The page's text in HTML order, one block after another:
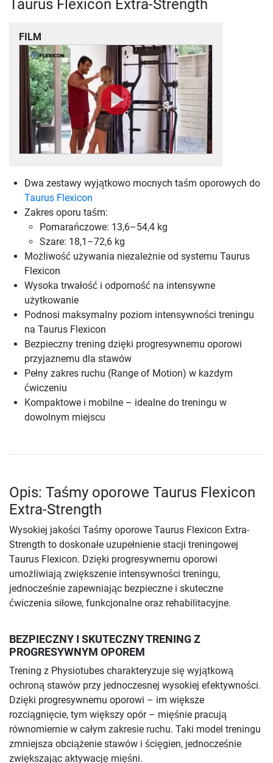
Taurus Flexicon Extra-Strength
FILM
Dwa zestawy wyjątkowo mocnych taśm oporowych do
Taurus Flexicon
Zakres oporu taśm:
Pomarańczowe: 13,6–54,4 kg
Szare: 18,1–72,6 kg
Możliwość używania niezależnie od systemu Taurus
Flexicon
Wysoka trwałość i odporność na intensywne
użytkowanie
Podnosi maksymalny poziom intensywności treningu
na Taurus Flexicon
Bezpieczny trening dzięki progresywnemu oporowi
przyjaznemu dla stawów
Pełny zakres ruchu (Range of Motion) w każdym
ćwiczeniu
Kompaktowe i mobilne – idealne do treningu w
dowolnym miejscu
Opis: Taśmy oporowe Taurus Flexicon
Extra-Strength
Wysokiej jakości Taśmy oporowe Taurus Flexicon Extra-
Strength to doskonałe uzupełnienie stacji treningowej
Taurus Flexicon. Dzięki progresywnemu oporowi
umożliwiają zwiększenie intensywności treningu,
jednocześnie zapewniając bezpieczne i skuteczne
ćwiczenia siłowe, funkcjonalne oraz rehabilitacyjne.
BEZPIECZNY I SKUTECZNY TRENING Z
PROGRESYWNYM OPOREM
Trening z Physiotubes charakteryzuje się wyjątkową
ochroną stawów przy jednoczesnej wysokiej efektywności.
Dzięki progresywnemu oporowi – im większe
rozciągnięcie, tym większy opór – mięśnie pracują
równomiernie w całym zakresie ruchu. Taki model treningu
zmniejsza obciążenie stawów i ścięgien, jednocześnie
zwiększając aktywację mięśni.